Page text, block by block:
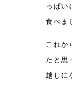
っぱい
食べま
これか
たと思
越しに